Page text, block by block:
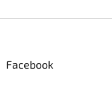
Facebook